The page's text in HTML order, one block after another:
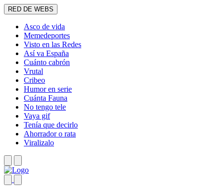
RED DE WEBS
Asco de vida
Memedeportes
Visto en las Redes
Así va España
Cuánto cabrón
Vrutal
Cribeo
Humor en serie
Cuánta Fauna
No tengo tele
Vaya gif
Tenía que decirlo
Ahorrador o rata
Viralizalo